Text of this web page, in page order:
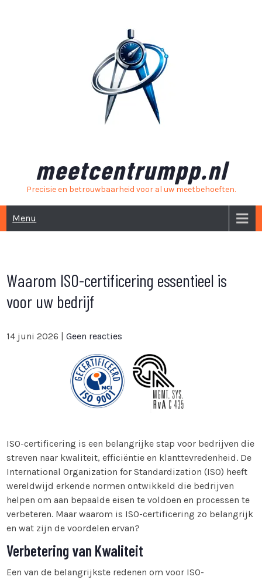
meetcentrumpp.nl
Precisie en betrouwbaarheid voor al uw meetbehoeften.
Menu
Waarom ISO-certificering essentieel is
voor uw bedrijf
14 juni 2026 |Geen reacties
ISO-certificering is een belangrijke stap voor bedrijven die
streven naar kwaliteit, efficiëntie en klanttevredenheid. De
International Organization for Standardization (ISO) heeft
wereldwijd erkende normen ontwikkeld die bedrijven
helpen om aan bepaalde eisen te voldoen en processen te
verbeteren. Maar waarom is ISO-certificering zo belangrijk
en wat zijn de voordelen ervan?
Verbetering van Kwaliteit
Een van de belangrijkste redenen om voor ISO-